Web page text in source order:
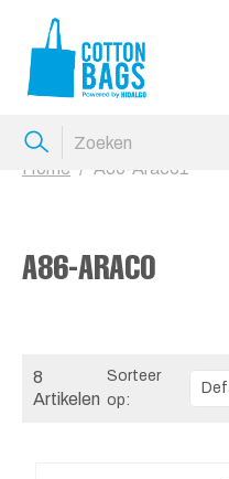
Home A86-Araco1
A86-ARACO
8
Artikelen
Sorteer
op: